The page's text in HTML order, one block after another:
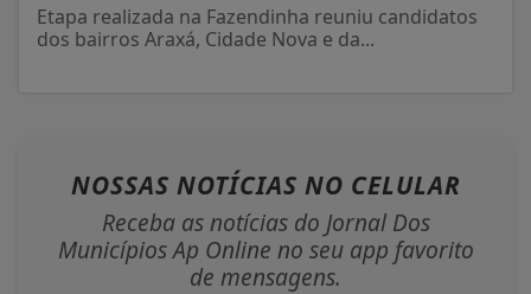
Etapa realizada na Fazendinha reuniu candidatos
dos bairros Araxá, Cidade Nova e da...
NOSSAS NOTÍCIAS NO CELULAR
Receba as notícias do Jornal Dos
Municípios Ap Online no seu app favorito
de mensagens.